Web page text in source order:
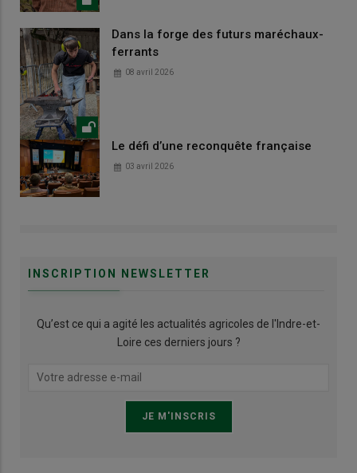
Dans la forge des futurs maréchaux-
ferrants
08 avril 2026
Le défi d’une reconquête française
03 avril 2026
INSCRIPTION NEWSLETTER
Qu’est ce qui a agité les actualités agricoles de l'Indre-et-
Loire ces derniers jours ?